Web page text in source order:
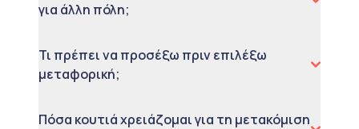
για άλλη πόλη;
Τι πρέπει να προσέξω πριν επιλέξω
μεταφορική;
Πόσα κουτιά χρειάζομαι για τη μετακόμιση